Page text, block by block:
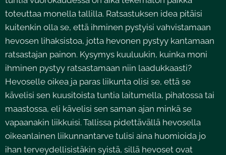
toteuttaa monella tallilla. Ratsastuksen idea pitäisi
kuitenkin olla se, että ihminen pystyisi vahvistamaan
hevosen lihaksistoa, jotta hevonen pystyy kantamaan
ratsastajan painon. Kysymys kuuluukin, kuinka moni
ihminen pystyy ratsastamaan niin laadukkaasti?
Hevoselle oikea ja paras liikunta olisi se, että se
kävelisi sen kuusitoista tuntia laitumella, pihatossa tai
maastossa, eli kävelisi sen saman ajan minkä se
vapaanakin liikkuisi. Tallissa pidettävällä hevosella
oikeanlainen liikunnantarve tulisi aina huomioida jo
ihan terveydellisistäkin syistä, sillä hevoset ovat